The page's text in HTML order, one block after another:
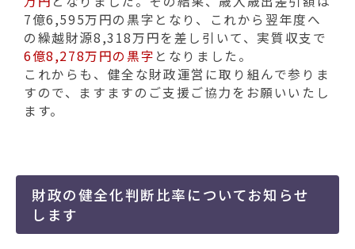
7億6,595万円の黒字となり、これから翌年度へ
の繰越財源8,318万円を差し引いて、実質収支で
6億8,278万円の黒字 となりました。
これからも、健全な財政運営に取り組んで参りま
すので、ますますのご支援ご協力をお願いいたし
ます。
財政の健全化判断比率についてお知らせ
します